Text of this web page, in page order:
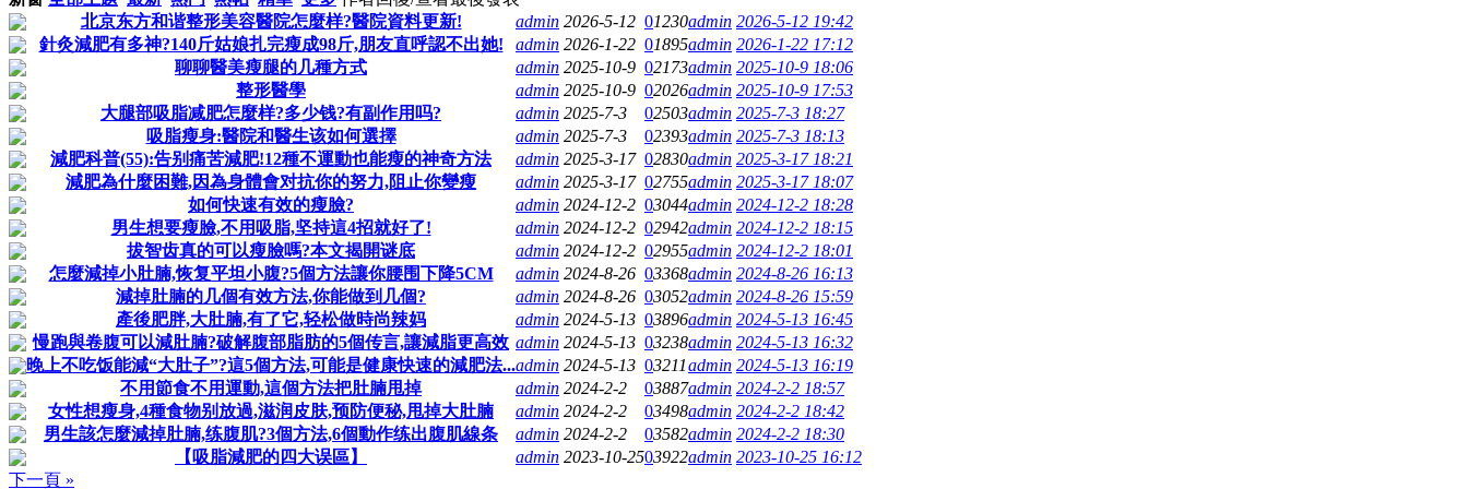
北京东方和谐整形美容醫院怎麼样?醫院資料更新!
admin 2026-5-12 01230admin 2026-5-12 19:42
針灸減肥有多神?140斤姑娘扎完瘦成98斤,朋友直呼認不出她!
admin 2026-1-22 01895admin 2026-1-22 17:12
聊聊醫美瘦腿的几種方式
admin 2025-10-9 02173admin 2025-10-9 18:06
整形醫學
admin 2025-10-9 02026admin 2025-10-9 17:53
大腿部吸脂减肥怎麼样?多少钱?有副作用吗?
admin 2025-7-3 02503admin 2025-7-3 18:27
吸脂瘦身:醫院和醫生该如何選擇
admin 2025-7-3 02393admin 2025-7-3 18:13
減肥科普(55):告别痛苦減肥!12種不運動也能瘦的神奇方法
admin 2025-3-17 02830admin 2025-3-17 18:21
減肥為什麼困難,因為身體會对抗你的努力,阻止你變瘦
admin 2025-3-17 02755admin 2025-3-17 18:07
如何快速有效的瘦臉?
admin 2024-12-2 03044admin 2024-12-2 18:28
男生想要瘦臉,不用吸脂,坚持這4招就好了!
admin 2024-12-2 02942admin 2024-12-2 18:15
拔智齿真的可以瘦臉嗎?本文揭開谜底
admin 2024-12-2 02955admin 2024-12-2 18:01
怎麼減掉小肚腩,恢复平坦小腹?5個方法讓你腰围下降5CM
admin 2024-8-26 03368admin 2024-8-26 16:13
減掉肚腩的几個有效方法,你能做到几個?
admin 2024-8-26 03052admin 2024-8-26 15:59
產後肥胖,大肚腩,有了它,轻松做時尚辣妈
admin 2024-5-13 03896admin 2024-5-13 16:45
慢跑與卷腹可以減肚腩?破解腹部脂肪的5個传言,讓減脂更高效 admin 2024-5-13 03238admin 2024-5-13 16:32
晚上不吃饭能減“大肚子”?這5個方法,可能是健康快速的減肥法...admin 2024-5-13 03211admin 2024-5-13 16:19
不用節食不用運動,這個方法把肚腩甩掉
admin 2024-2-2 03887admin 2024-2-2 18:57
女性想瘦身,4種食物别放過,滋润皮肤,预防便秘,甩掉大肚腩
admin 2024-2-2 03498admin 2024-2-2 18:42
男生該怎麼減掉肚腩,练腹肌?3個方法,6個動作练出腹肌線条
admin 2024-2-2 03582admin 2024-2-2 18:30
【吸脂減肥的四大误區】
admin 2023-10-2503922admin 2023-10-25 16:12
下一頁 »